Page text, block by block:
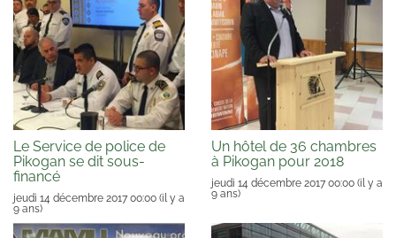
Le Service de police de
Pikogan se dit sous-
financé
jeudi 14 décembre 2017 00:00 (il y a
9 ans)
Un hôtel de 36 chambres
à Pikogan pour 2018
jeudi 14 décembre 2017 00:00 (il y a
9 ans)